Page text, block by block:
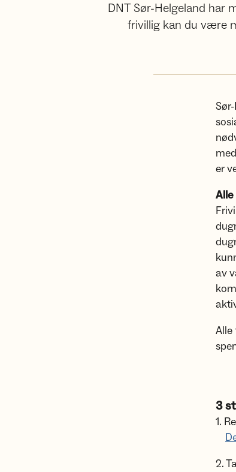
DNT Sør-Helgeland har
frivillig kan du være
er
av
Alle
3
1.
2.